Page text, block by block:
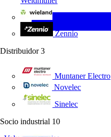
Zennio
Distribuidor 3
Muntaner Electro
Novelec
Sinelec
Socio industrial 10